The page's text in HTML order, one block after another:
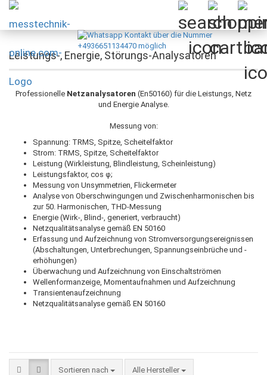
Leistungs-, Energie, Störungs-Analysatoren
Professionelle Netzanalysatoren (En50160) für die Leistungs, Netz
und Energie Analyse.
Messung von:
Spannung: TRMS, Spitze, Scheitelfaktor
Strom: TRMS, Spitze, Scheitelfaktor
Leistung (Wirkleistung, Blindleistung, Scheinleistung)
Leistungsfaktor, cos φ;
Messung von Unsymmetrien, Flickermeter
Analyse von Oberschwingungen und Zwischenharmonischen bis
zur 50. Harmonischen, THD-Messung
Energie (Wirk-, Blind-, generiert, verbraucht)
Netzqualitätsanalyse gemäß EN 50160
Erfassung und Aufzeichnung von Stromversorgungsereignissen
(Abschaltungen, Unterbrechungen, Spannungseinbrüche und -
erhöhungen)
Überwachung und Aufzeichnung von Einschaltströmen
Wellenformanzeige, Momentaufnahmen und Aufzeichnung
Transientenaufzeichnung
Netzqualitätsanalyse gemäß EN 50160
Sortieren nach
Sortieren nach Alle Hersteller